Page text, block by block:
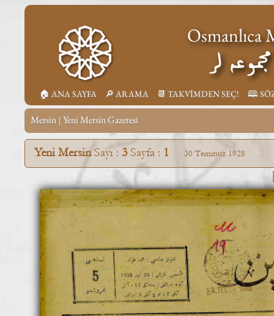
Osmanlıca
لر
🏠︎ ANA SAYFA 🔎︎ ARAMA 📆︎ TAKVİMDEN SEÇ! 🕮
Mersin | Yeni Mersin Gazetesi
Yeni MersinSayı : 3Sayfa : 1 30 Temmuz 1928